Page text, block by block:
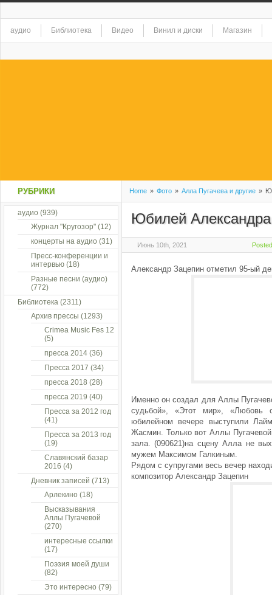
аудио Библиотека Видео Винил и диски Магазин
Home » Фото » Алла Пугачева и другие »
Юбилей
Июнь 10th, 2021
Александр Зацепин отметил 95-ый
Именно он создал для Аллы
судьбой», «Этот мир», «Любовь
юбилейном вечере выступили
Жасмин. Только вот Аллы
зала. (090621)на сцену Алла не
мужем Максимом Галкиным.
Рядом с супругами весь вечер
композитор Александр Зацепин
РУБРИКИ
аудио (939)
Журнал "Кругозор" (12)
концерты на аудио (31)
Пресс-конференции и
интервью (18)
Разные песни (аудио)
(772)
Библиотека (2311)
Архив прессы (1293)
Crimea Music Fes 12
(5)
пресса 2014 (36)
Пресса 2017 (34)
пресса 2018 (28)
пресса 2019 (40)
Пресса за 2012 год
(41)
Пресса за 2013 год
(19)
Славянский базар
2016 (4)
Дневник записей (713)
Арлекино (18)
Высказывания
Аллы Пугачевой
(270)
интересные ссылки
(17)
Поэзия моей души
(82)
Это интересно (79)